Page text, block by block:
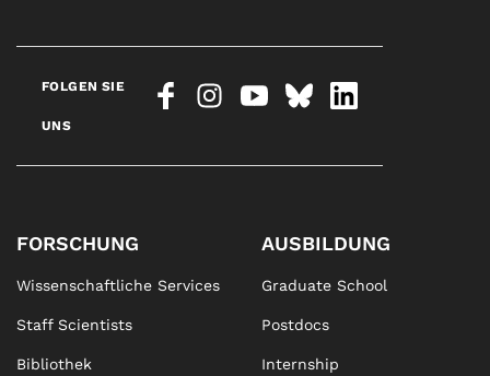
FOLGEN SIE
UNS
FORSCHUNG
Wissenschaftliche Services
Staff Scientists
Bibliothek
AUSBILDUNG
Graduate School
Postdocs
Internship